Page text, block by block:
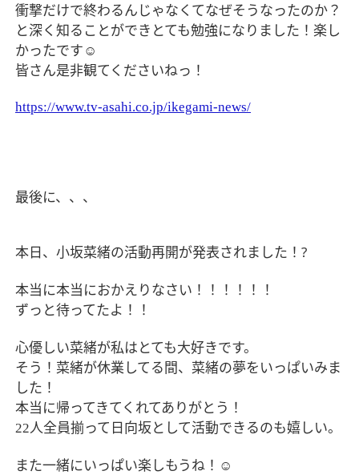
衝撃だけで終わるんじゃなくてなぜそうなったのか？
と深く知ることができとても勉強になりました！楽し
かったです☺️
皆さん是非観てくださいねっ！
https://www.tv-asahi.co.jp/ikegami-news/
最後に、、、
本日、小坂菜緒の活動再開が発表されました！ ?
本当に本当におかえりなさい！！！！！！
ずっと待ってたよ！！
心優しい菜緒が私はとても大好きです。
そう！菜緒が休業してる間、菜緒の夢をいっぱいみま
した！
本当に帰ってきてくれてありがとう！
22人全員揃って日向坂として活動できるのも嬉しい。
また一緒にいっぱい楽しもうね！ ☺️